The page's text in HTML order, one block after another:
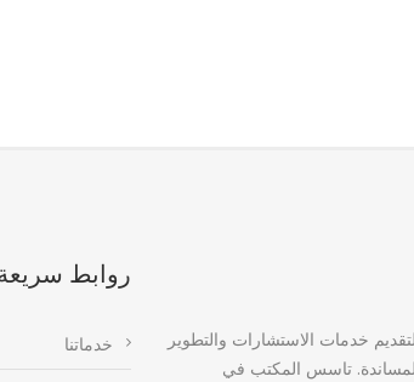
خدمات الاستشارات والتطوير
تاسس المكتب في
روابط
خدماتنا